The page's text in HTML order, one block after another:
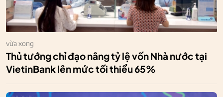
vừa xong
Thủ tướng chỉ đạo nâng tỷ lệ vốn Nhà nước tại
VietinBank lên mức tối thiểu 65%